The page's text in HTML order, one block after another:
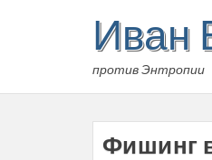
Иван
против Энтропии
Фишинг